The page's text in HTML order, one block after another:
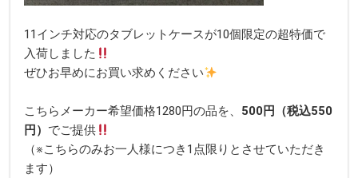
11インチ対応のタブレットケースが10個限定の超特価で
入荷しました
ぜひお早めにお買い求めください
こちらメーカー希望価格1280円の品を、 500円（税込550
円） でご提供
（※こちらのみお一人様につき1点限りとさせていただき
ます）